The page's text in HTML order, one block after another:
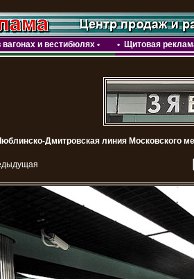
и вестибюлях • • Щитовая
Дмитровская линия Московского